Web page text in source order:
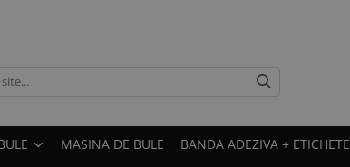
MASINA DE BULE BANDA ADEZIVA + ETICHETE